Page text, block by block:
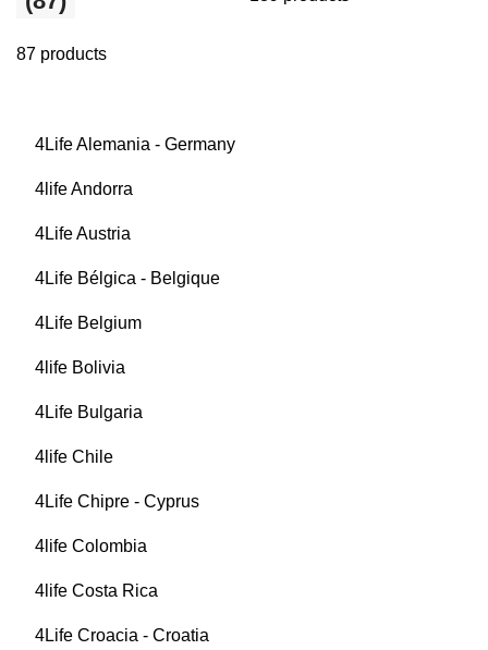
4Life Alemania - Germany
4life Andorra
4Life Austria
4Life Bélgica - Belgique
4Life Belgium
4life Bolivia
4Life Bulgaria
4life Chile
4Life Chipre - Cyprus
4life Colombia
4life Costa Rica
4Life Croacia - Croatia
87 products